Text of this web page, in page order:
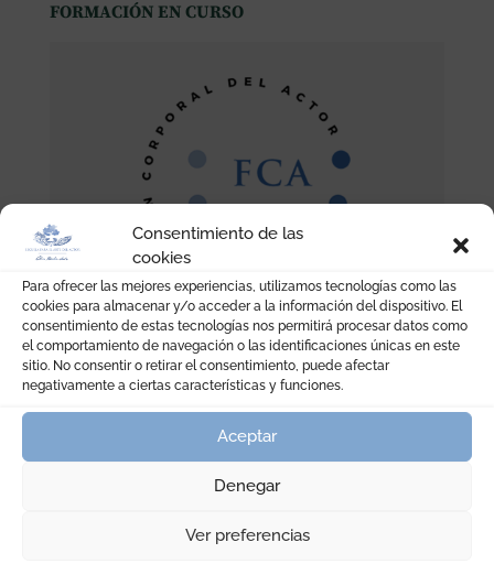
Consentimiento de las
cookies
Para ofrecer las mejores experiencias, utilizamos tecnologías como las
cookies para almacenar y/o acceder a la información del dispositivo. El
consentimiento de estas tecnologías nos permitirá procesar datos como
el comportamiento de navegación o las identificaciones únicas en este
sitio. No consentir o retirar el consentimiento, puede afectar
negativamente a ciertas características y funciones.
Aceptar
Denegar
Ver preferencias
FORMACIÓN EN CURSO